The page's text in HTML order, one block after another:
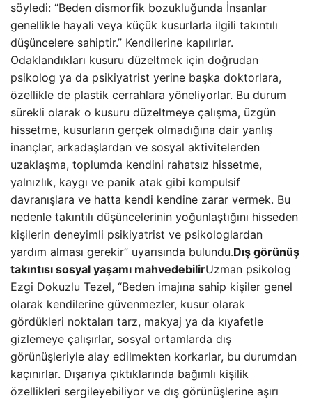
söyledi: “Beden dismorfik bozukluğunda İnsanlar
genellikle hayali veya küçük kusurlarla ilgili takıntılı
düşüncelere sahiptir.” Kendilerine kapılırlar.
Odaklandıkları kusuru düzeltmek için doğrudan
psikolog ya da psikiyatrist yerine başka doktorlara,
özellikle de plastik cerrahlara yöneliyorlar. Bu durum
sürekli olarak o kusuru düzeltmeye çalışma, üzgün
hissetme, kusurların gerçek olmadığına dair yanlış
inançlar, arkadaşlardan ve sosyal aktivitelerden
uzaklaşma, toplumda kendini rahatsız hissetme,
yalnızlık, kaygı ve panik atak gibi kompulsif
davranışlara ve hatta kendi kendine zarar vermek. Bu
nedenle takıntılı düşüncelerinin yoğunlaştığını hisseden
kişilerin deneyimli psikiyatrist ve psikologlardan
yardım alması gerekir” uyarısında bulundu.Dış görünüş
takıntısı sosyal yaşamı mahvedebilirUzman psikolog
Ezgi Dokuzlu Tezel, “Beden imajına sahip kişiler genel
olarak kendilerine güvenmezler, kusur olarak
gördükleri noktaları tarz, makyaj ya da kıyafetle
gizlemeye çalışırlar, sosyal ortamlarda dış
görünüşleriyle alay edilmekten korkarlar, bu durumdan
kaçınırlar. Dışarıya çıktıklarında bağımlı kişilik
özellikleri sergileyebiliyor ve dış görünüşlerine aşırı